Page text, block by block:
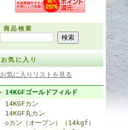
商品検索
お気に入り
お気に入りリストを見る
14KGFゴールドフィルド
14KGFカン
14KGF丸カン
◇カン（オープン）（14kgf）